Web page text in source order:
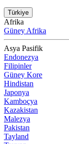
Türkiye
Afrika
Güney Afrika
Asya Pasifik
Endonezya
Filipinler
Güney Kore
Hindistan
Japonya
Kamboçya
Kazakistan
Malezya
Pakistan
Tayland